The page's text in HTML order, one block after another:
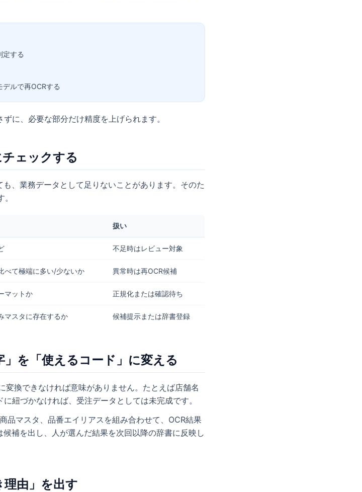
定する
ルで再OCRする
に、必要な部分だけ精度を上げられます。
ェックする
、業務データとして足りないことがあります。そのた
扱い
不足時はレビュー対象
べて極端に多い/少ないか 異常時は再OCR候補
マットか 正規化または確認待ち
マスタに存在するか 候補提示または辞書登録
を「使えるコード」に変える
変換できなければ意味がありません。たとえば店舗名
紐づかなければ、受注データとしては未完成です。
品マスタ、品番エイリアスを組み合わせて、OCR結果
補を出し、人が選んだ結果を次回以降の辞書に反映し
由」を出す